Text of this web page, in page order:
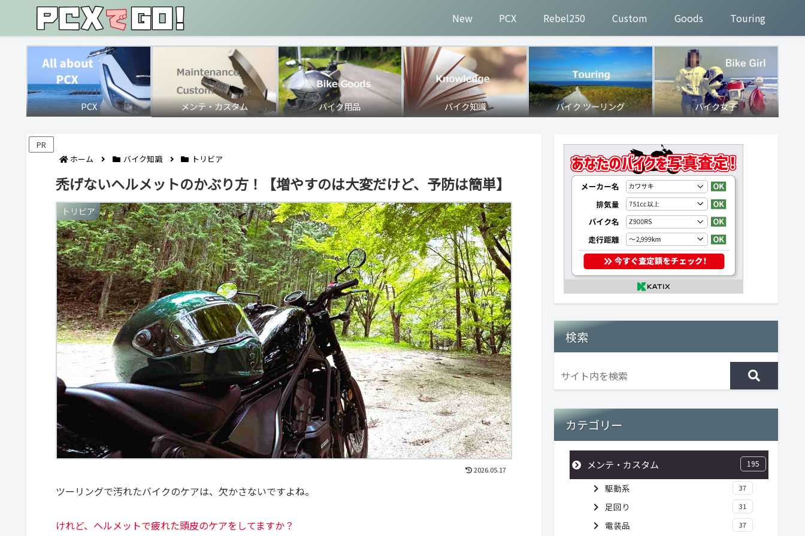
New PCX Rebel250 Custom Goods Touring
PCX メンテ・カスタム バイク用品 バイク知識 バイク ツーリング バイク女子
PR
ホーム バイク知識 トリビア
禿げないヘルメットのかぶり方！【増やすのは大変だけど、予防は簡単】
トリビア
2026.05.17
ツーリングで汚れたバイクのケアは、欠かさないですよね。
けれど、ヘルメットで疲れた頭皮のケアをしてますか？
検索
カテゴリー
メンテ・カスタム 195
駆動系 37
足回り 31
電装品 37